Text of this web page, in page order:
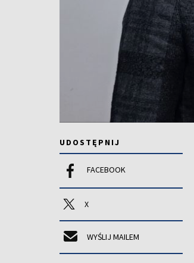
UDOSTĘPNIJ
FACEBOOK
X
WYŚLIJ MAILEM